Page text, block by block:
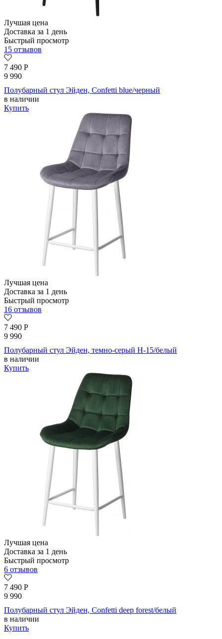
Лучшая цена
Доставка за 1 день
Быстрый просмотр
15 отзывов
7 490 Р
9 990
Полубарный стул Эйден, Confetti blue/черный
в наличии
Купить
Лучшая цена
Доставка за 1 день
Быстрый просмотр
16 отзывов
7 490 Р
9 990
Полубарный стул Эйден, темно-серый H-15/белый
в наличии
Купить
Лучшая цена
Доставка за 1 день
Быстрый просмотр
6 отзывов
7 490 Р
9 990
Полубарный стул Эйден, Confetti deep forest/белый
в наличии
Купить